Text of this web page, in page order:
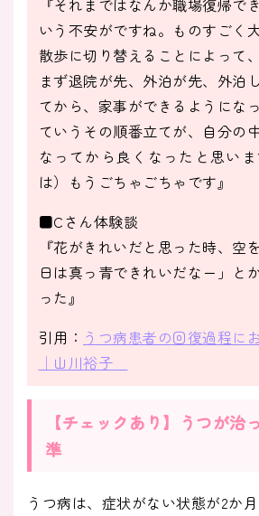
『それまではなんか職場復帰で
いう不安がですね。ものすごく
散歩に切り替えることによって
まず退院が先、外泊が先、外泊
てから、家事ができるようにな
ていうその順番立てが、自分の
なってから良くなったと思い
は）もうごちゃごちゃです』
■Cさん体験談
『花がきれいだと思った時、空
日は真っ青できれいだなー」と
った』
引用： うつ病患者の回復過程に
｜山川裕子
【チェックあり】うつが治
準
うつ病は、症状がない状態が2か